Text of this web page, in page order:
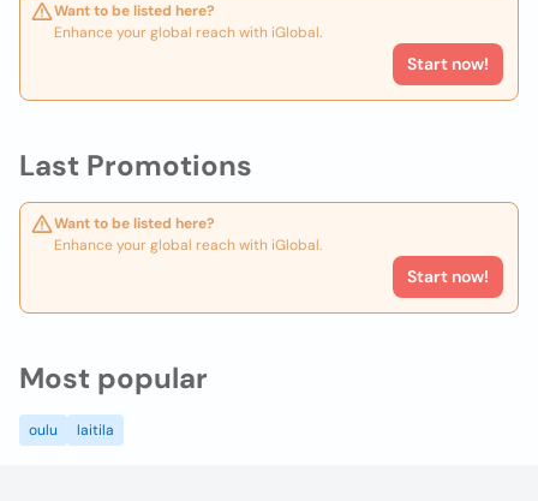
Want to be listed here?
Enhance your global reach with iGlobal.
Start now!
Last Promotions
Want to be listed here?
Enhance your global reach with iGlobal.
Start now!
Most popular
oulu laitila